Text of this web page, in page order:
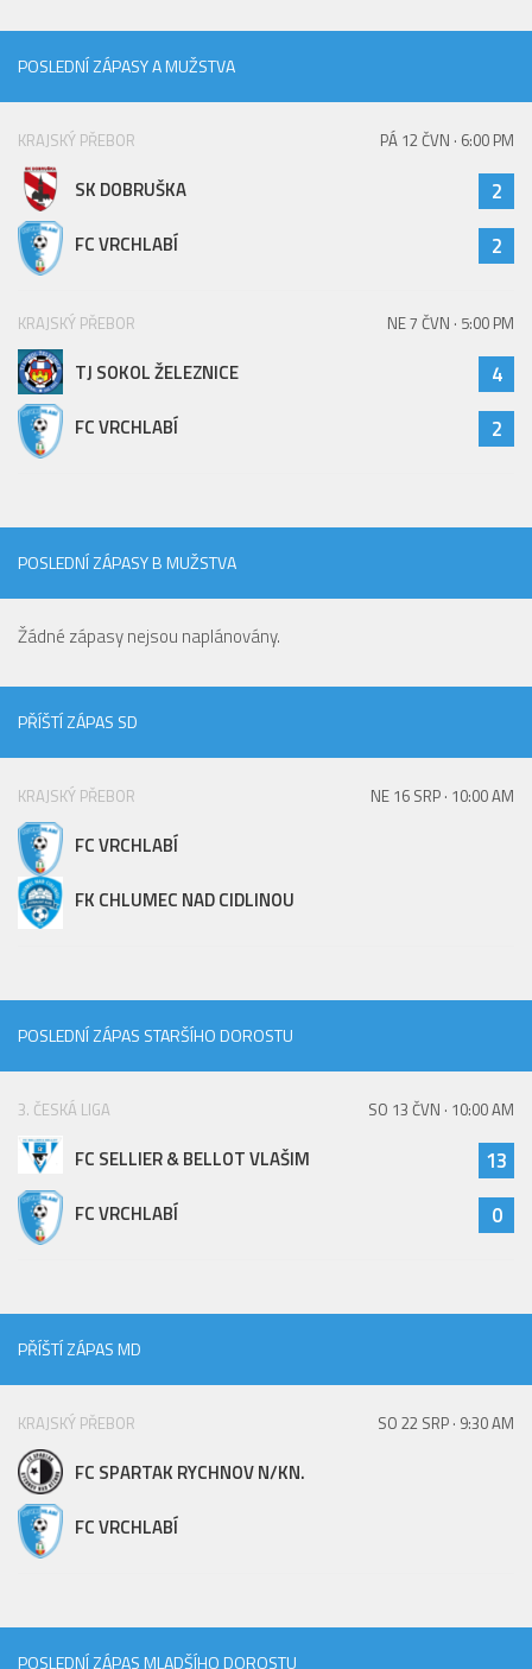
Realizační tým
Zápasy
St. žáci
Zápasy SŽ 2025/26
Ml. žáci
Hráči
Realizační tým
St. přípravka
Rozpis zápasů
Mladší přípravka
Zápasy
Realizační tým
Fotbalová školka
POSLEDNÍ ZÁPASY A MUŽSTVA
KRAJSKÝ PŘEBOR PÁ 12 ČVN · 6:00 PM
SK DOBRUŠKA 2
FC VRCHLABÍ 2
KRAJSKÝ PŘEBOR NE 7 ČVN · 5:00 PM
TJ SOKOL ŽELEZNICE 4
FC VRCHLABÍ 2
POSLEDNÍ ZÁPASY B MUŽSTVA
Žádné zápasy nejsou naplánovány.
PŘÍŠTÍ ZÁPAS SD
KRAJSKÝ PŘEBOR NE 16 SRP · 10:00 AM
FC VRCHLABÍ
FK CHLUMEC NAD CIDLINOU
POSLEDNÍ ZÁPAS STARŠÍHO DOROSTU
3. ČESKÁ LIGA SO 13 ČVN · 10:00 AM
FC SELLIER & BELLOT VLAŠIM 13
FC VRCHLABÍ 0
PŘÍŠTÍ ZÁPAS MD
KRAJSKÝ PŘEBOR SO 22 SRP · 9:30 AM
FC SPARTAK RYCHNOV N/KN.
FC VRCHLABÍ
POSLEDNÍ ZÁPAS MLADŠÍHO DOROSTU